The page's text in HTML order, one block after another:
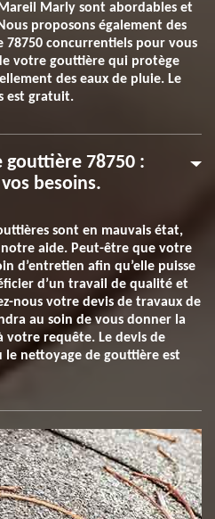
Marly sont abordables et
proposons également des
concurrentiels pour vous
votre gouttière qui protège
des eaux de pluie. Le
est gratuit.
gouttière 78750 :
besoins.
sont en mauvais état,
notre aide. Peut-être que votre
d’entretien afin qu’elle puisse
d’un travail de qualité et
nous votre devis de travaux de
au soin de vous donner la
votre requête. Le devis de
nettoyage de gouttière est